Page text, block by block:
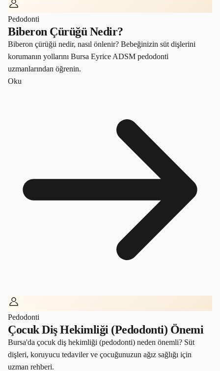
Pedodonti
Biberon Çürüğü Nedir?
Biberon çürüğü nedir, nasıl önlenir? Bebeğinizin süt dişlerini
korumanın yollarını Bursa Eyrice ADSM pedodonti
uzmanlarından öğrenin.
Oku
Pedodonti
Çocuk Diş Hekimliği (Pedodonti) Önemi
Bursa'da çocuk diş hekimliği (pedodonti) neden önemli? Süt
dişleri, koruyucu tedaviler ve çocuğunuzun ağız sağlığı için
uzman rehberi.